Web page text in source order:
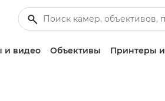
и видео Объективы Принтеры